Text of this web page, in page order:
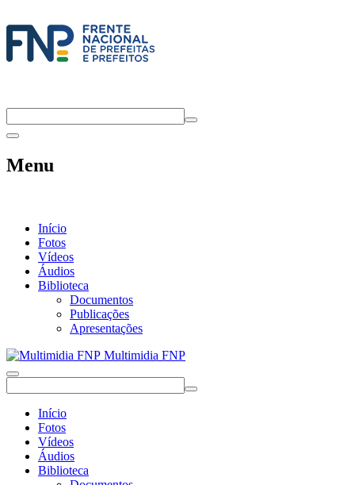
Menu
Início
Fotos
Vídeos
Áudios
Biblioteca
Documentos
Publicações
Apresentações
Multimidia FNP
Início
Fotos
Vídeos
Áudios
Biblioteca